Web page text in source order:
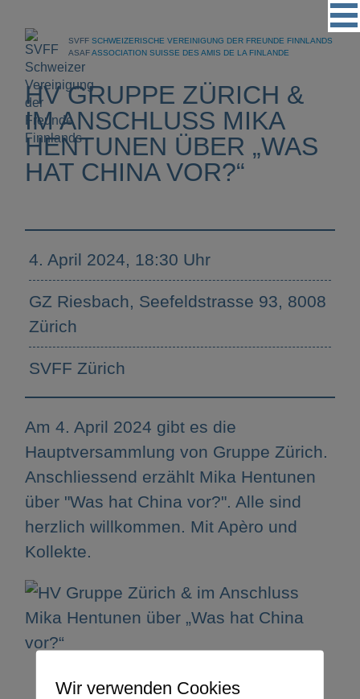
HV GRUPPE ZÜRICH &
IM ANSCHLUSS MIKA
HENTUNEN ÜBER „WAS
HAT CHINA VOR?“
SVFF SCHWEIZERISCHE VEREINIGUNG DER FREUNDE FINNLANDS
ASAFASSOCIATION SUISSE DES AMIS DE LA FINLANDE
Regionalgruppen
Events
Kultur
Partner
Magazin
4. April 2024, 18:30 Uhr
GZ Riesbach, Seefeldstrasse 93, 8008
Zürich
SVFF Zürich
Am 4. April 2024 gibt es die
Hauptversammlung von Gruppe Zürich.
Anschliessend erzählt Mika Hentunen
über "Was hat China vor?". Alle sind
herzlich willkommen. Mit Apèro und
Kollekte.
Wir verwenden Cookies